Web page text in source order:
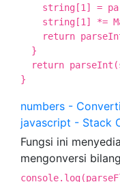
string[1] =
string[1] *=
return
  }
return
}
numbers -
javascript - Stack
Fungsi ini
mengonversi